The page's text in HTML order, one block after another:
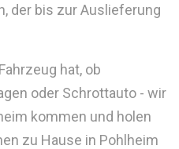
der bis zur Auslieferung
hat, ob
oder Schrottauto - wir
kommen und holen
zu Hause in Pohlheim